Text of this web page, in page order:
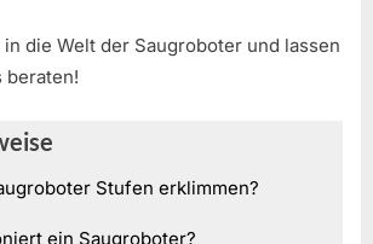
die Welt der Saugroboter und lassen
beraten!
Stufen erklimmen?
ein Saugroboter?